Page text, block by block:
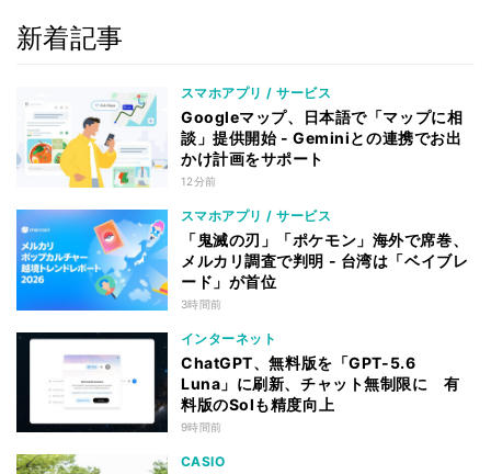
新着記事
スマホアプリ / サービス
Googleマップ、日本語で「マップに相
談」提供開始 - Geminiとの連携でお出
かけ計画をサポート
12分前
スマホアプリ / サービス
「鬼滅の刃」「ポケモン」海外で席巻、
メルカリ調査で判明 - 台湾は「ベイブレ
ード」が首位
3時間前
インターネット
ChatGPT、無料版を「GPT-5.6
Luna」に刷新、チャット無制限に 有
料版のSolも精度向上
9時間前
CASIO